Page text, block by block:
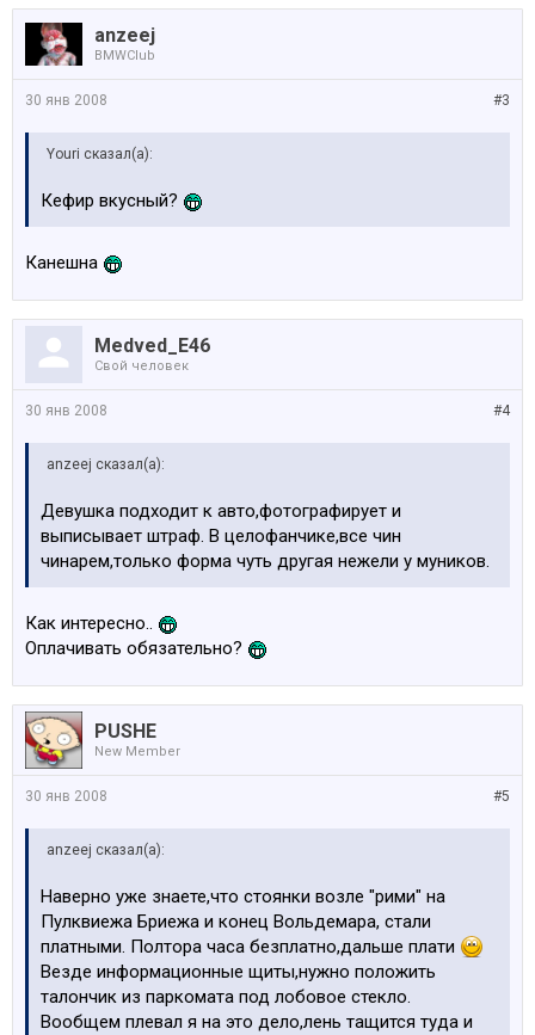
В целофанчике,все чин чинарем,только форма чуть
другая нежели у муников.
Так,что сам теперь буду талончик брать и вам
советую 8)
anzeej
BMWClub
#3
30 янв 2008
Youri сказал(а):
Кефир вкусный?
Канешна
Medved_E46
Свой человек
#4
30 янв 2008
anzeej сказал(а):
Девушка подходит к авто,фотографирует и
выписывает штраф. В целофанчике,все чин
чинарем,только форма чуть другая нежели у муников.
Как интересно..
Оплачивать обязательно?
PUSHE
New Member
#5
30 янв 2008
anzeej сказал(а):
Наверно уже знаете,что стоянки возле "рими" на
Пулквиежа Бриежа и конец Вольдемара, стали
платными. Полтора часа безплатно,дальше плати
Везде информационные щиты,нужно положить
талончик из паркомата под лобовое стекло.
Вообщем плевал я на это дело,лень тащится туда и